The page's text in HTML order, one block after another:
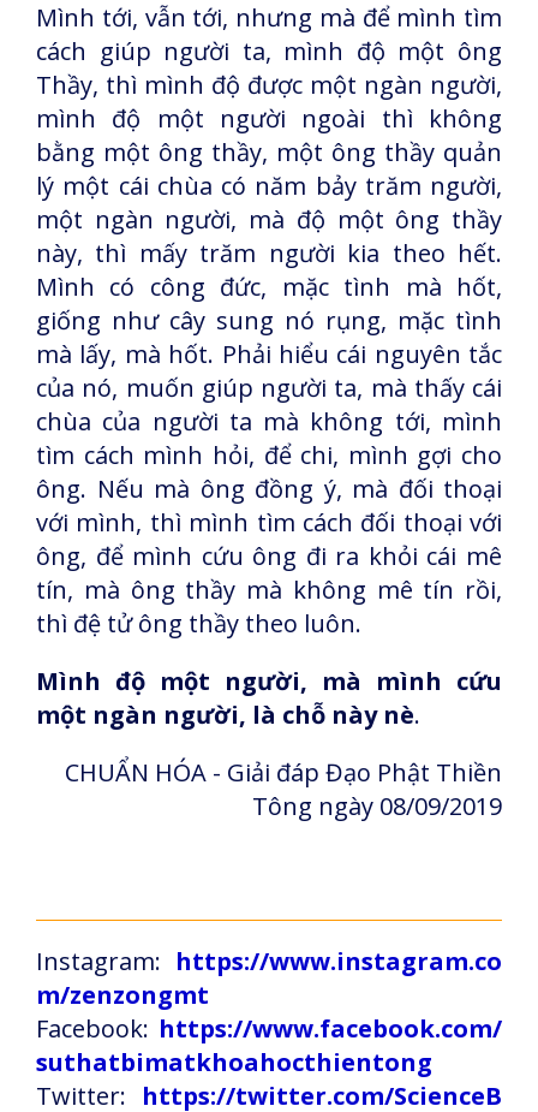
Mình tới, vẫn tới, nhưng mà để mình tìm
cách giúp người ta, mình độ một ông
Thầy, thì mình độ được một ngàn người,
mình độ một người ngoài thì không
bằng một ông thầy, một ông thầy quản
lý một cái chùa có năm bảy trăm người,
một ngàn người, mà độ một ông thầy
này, thì mấy trăm người kia theo hết.
Mình có công đức, mặc tình mà hốt,
giống như cây sung nó rụng, mặc tình
mà lấy, mà hốt. Phải hiểu cái nguyên tắc
của nó, muốn giúp người ta, mà thấy cái
chùa của người ta mà không tới, mình
tìm cách mình hỏi, để chi, mình gợi cho
ông. Nếu mà ông đồng ý, mà đối thoại
với mình, thì mình tìm cách đối thoại với
ông, để mình cứu ông đi ra khỏi cái mê
tín, mà ông thầy mà không mê tín rồi,
thì đệ tử ông thầy theo luôn.
Mình độ một người, mà mình cứu
một ngàn người, là chỗ này nè.
CHUẨN HÓA - Giải đáp Đạo Phật Thiền
Tông ngày 08/09/2019
Instagram: https://www.instagram.co
m/zenzongmt
Facebook: https://www.facebook.com/
suthatbimatkhoahocthientong
Twitter: https://twitter.com/ScienceB